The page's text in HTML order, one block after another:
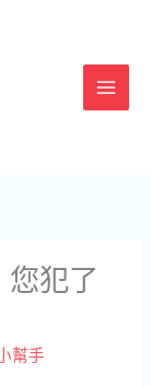
您犯了
幫手